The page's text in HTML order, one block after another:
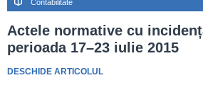
Contabilitate
Actele normative cu
perioada 17–23 iulie 2015
DESCHIDE ARTICOLUL